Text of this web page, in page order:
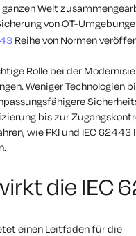
ganzen Welt
von OT-
Reihe von Normen
Rolle bei der
Weniger Technologien
bis zur
wie PKI und IEC 62443
die IEC
einen Leitfaden für die